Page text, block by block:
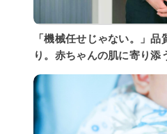
「機械任せじゃない。」
り。赤ちゃんの肌に寄り